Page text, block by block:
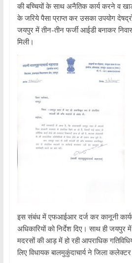
की बच्चियों के साथ अनैतिक कार्य करने व
के जरिये पैसा प्राप्त कर उसका उपयोग
जयपुर में तीन-तीन फर्जी आईडी बनाकर
मिली।
इस संबंध में एफआईआर दर्ज कर कानूनी
अधिकारियों को निर्देश दिए। साथ ही जयपुर
मदरसों की आड़ में हो रही आपराधिक
लिए विधायक बालमुकुंदाचार्य ने जिला